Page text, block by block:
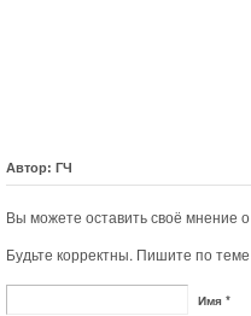
Автор: ГЧ
Вы можете оставить своё мнение
Будьте корректны. Пишите по
Имя *